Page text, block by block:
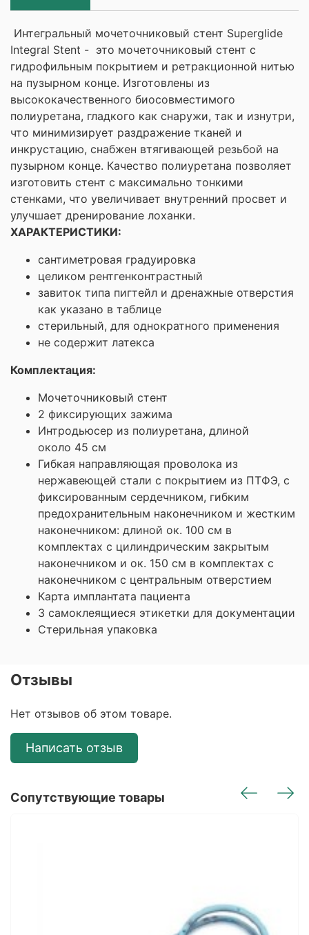
Интегральный мочеточниковый стент Superglide
Integral Stent - это мочеточниковый стент с
гидрофильным покрытием и ретракционной нитью
на пузырном конце. Изготовлены из
высококачественного биосовместимого
полиуретана, гладкого как снаружи, так и изнутри,
что минимизирует раздражение тканей и
инкрустацию, снабжен втягивающей резьбой на
пузырном конце. Качество полиуретана позволяет
изготовить стент с максимально тонкими
стенками, что увеличивает внутренний просвет и
улучшает дренирование лоханки.
ХАРАКТЕРИСТИКИ:
сантиметровая градуировка
целиком рентгенконтрастный
завиток типа пигтейл и дренажные отверстия
как указано в таблице
стерильный, для однократного применения
не содержит латекса
Комплектация:
Мочеточниковый стент
2 фиксирующих зажима
Интродьюсер из полиуретана, длиной
около 45 см
Гибкая направляющая проволока из
нержавеющей стали с покрытием из ПТФЭ, с
фиксированным сердечником, гибким
предохранительным наконечником и жестким
наконечником: длиной ок. 100 см в
комплектах с цилиндрическим закрытым
наконечником и ок. 150 см в комплектах с
наконечником с центральным отверстием
Карта имплантата пациента
3 самоклеящиеся этикетки для документации
Стерильная упаковка
Отзывы
Нет отзывов об этом товаре.
Написать отзыв
Сопутствующие товары